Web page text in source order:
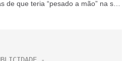
de que teria “pesado a mão” na sua